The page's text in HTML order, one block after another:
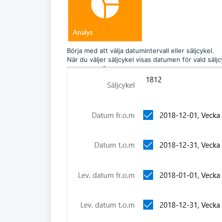
Börja med att välja datumintervall eller säljcykel.
När du väljer säljcykel visas datumen för vald